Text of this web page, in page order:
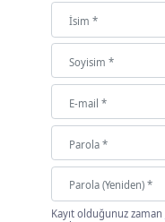
Kayıt olduğunuz zaman